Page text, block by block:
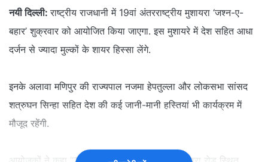
नयी दिल्ली: राष्ट्रीय राजधानी में 19वां अंतरराष्ट्रीय मुशायरा ‘जश्न-ए-
बहार’ शुक्रवार को आयोजित किया जाएगा. इस मुशायरे में देश सहित आधा
दर्जन से ज्यादा मुल्कों के शायर हिस्सा लेंगे.
इनके अलावा मणिपुर की राज्यपाल नजमा हेपतुल्ला और लोकसभा सांसद
शत्रुघन सिन्हा सहित देश की कई जानी-मानी हस्तियां भी कार्यक्रम में
मौजूद रहेंगी.